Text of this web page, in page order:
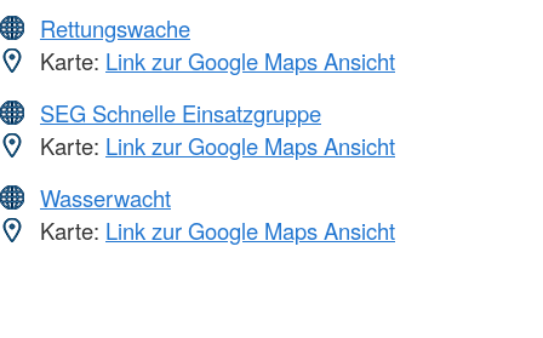
Rettungswache
Karte: Link zur Google Maps Ansicht
SEG Schnelle Einsatzgruppe
Karte: Link zur Google Maps Ansicht
Wasserwacht
Karte: Link zur Google Maps Ansicht